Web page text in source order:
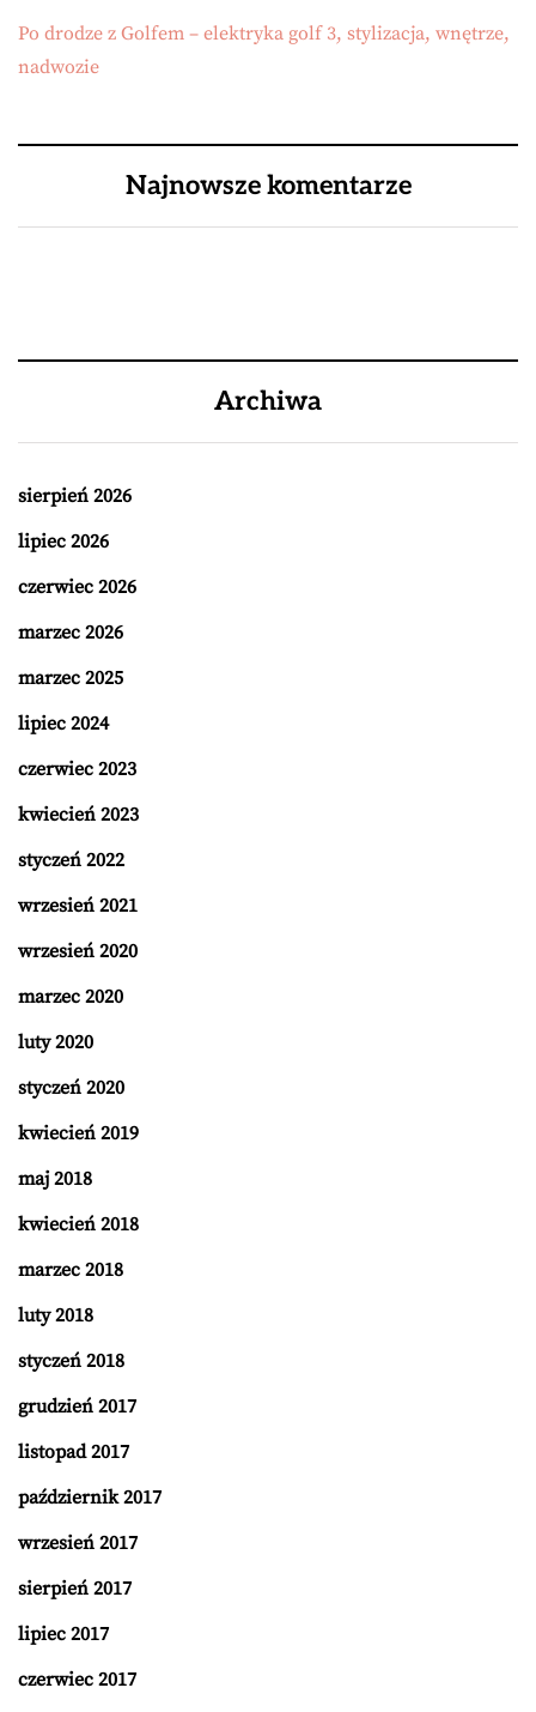
Po drodze z Golfem – elektryka golf 3, stylizacja, wnętrze,
nadwozie
Najnowsze komentarze
Archiwa
sierpień 2026
lipiec 2026
czerwiec 2026
marzec 2026
marzec 2025
lipiec 2024
czerwiec 2023
kwiecień 2023
styczeń 2022
wrzesień 2021
wrzesień 2020
marzec 2020
luty 2020
styczeń 2020
kwiecień 2019
maj 2018
kwiecień 2018
marzec 2018
luty 2018
styczeń 2018
grudzień 2017
listopad 2017
październik 2017
wrzesień 2017
sierpień 2017
lipiec 2017
czerwiec 2017